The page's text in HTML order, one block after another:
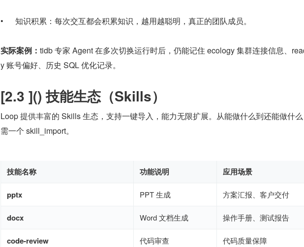
•      知识积累：每次交互都会积累知识，越用越聪明，真正的团队成员。
实际案例： tidb 专家 Agent 在多次切换运行时后，仍能记住 ecology 集群连接信息、
y 账号偏好、历史 SQL 优化记录。
[2.3 ]() 技能生态（Skills）
Loop 提供丰富的 Skills 生态，支持一键导入，能力无限扩展。从能做什么到还能做什
需一个 skill_import。
技能名称 功能说明 应用场景
pptx PPT 生成 方案汇报、客户交付
docx Word 文档生成 操作手册、测试报告
code-review 代码审查 代码质量保障